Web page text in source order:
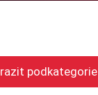
podkategorie